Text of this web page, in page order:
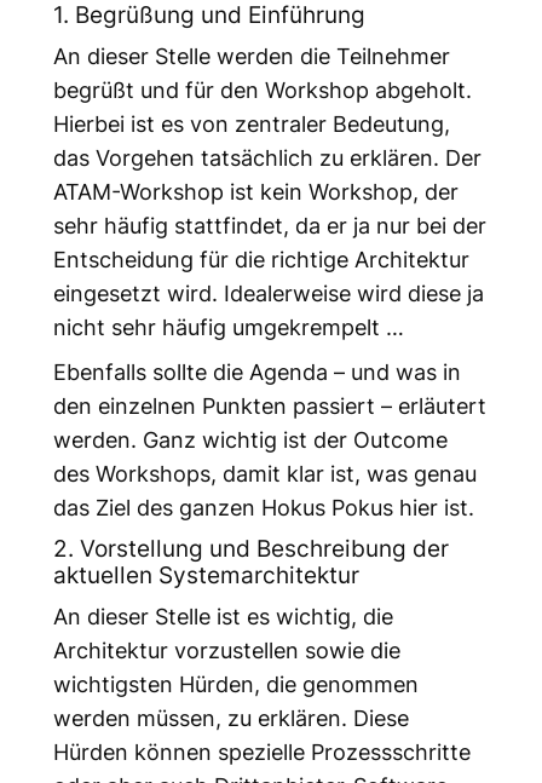
1. Begrüßung und Einführung
An dieser Stelle werden die Teilnehmer
begrüßt und für den Workshop abgeholt.
Hierbei ist es von zentraler Bedeutung,
das Vorgehen tatsächlich zu erklären. Der
ATAM-Workshop ist kein Workshop, der
sehr häufig stattfindet, da er ja nur bei der
Entscheidung für die richtige Architektur
eingesetzt wird. Idealerweise wird diese ja
nicht sehr häufig umgekrempelt …
Ebenfalls sollte die Agenda – und was in
den einzelnen Punkten passiert – erläutert
werden. Ganz wichtig ist der Outcome
des Workshops, damit klar ist, was genau
das Ziel des ganzen Hokus Pokus hier ist.
2. Vorstellung und Beschreibung der
aktuellen Systemarchitektur
An dieser Stelle ist es wichtig, die
Architektur vorzustellen sowie die
wichtigsten Hürden, die genommen
werden müssen, zu erklären. Diese
Hürden können spezielle Prozessschritte